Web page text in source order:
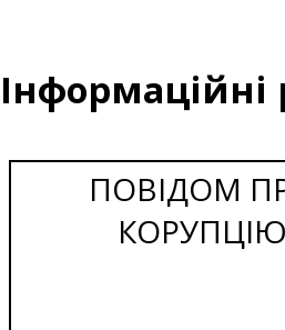
Інформаційні
ПОВІДОМ
КОРУПЦІЮ